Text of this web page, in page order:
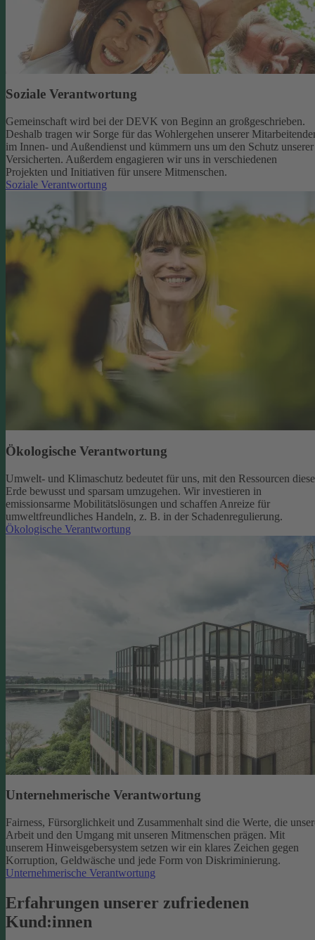
Soziale Verantwortung
Gemeinschaft wird bei der DEVK von Beginn an großgeschrieben.
Deshalb tragen wir Sorge für das Wohlergehen unserer
im Innen- und Außendienst und kümmern uns um den Schutz unserer
Versicherten. Außerdem engagieren wir uns in verschiedenen
Projekten und Initiativen für unsere Mitmenschen.
Soziale Verantwortung
Ökologische Verantwortung
Umwelt- und Klimaschutz bedeutet für uns, mit den Ressourcen
Erde bewusst und sparsam umzugehen. Wir investieren in
emissionsarme Mobilitätslösungen und schaffen Anreize für
umweltfreundliches Handeln, z. B. in der Schadenregulierung.
Ökologische Verantwortung
Unternehmerische Verantwortung
Fairness, Fürsorglichkeit und Zusammenhalt sind die Werte, die
Arbeit und den Umgang mit unseren Mitmenschen prägen. Mit
unserem Hinweisgebersystem setzen wir ein klares Zeichen gegen
Korruption, Geldwäsche und jede Form von Diskriminierung.
Unternehmerische Verantwortung
Erfahrungen unserer zufriedenen
Kund:innen